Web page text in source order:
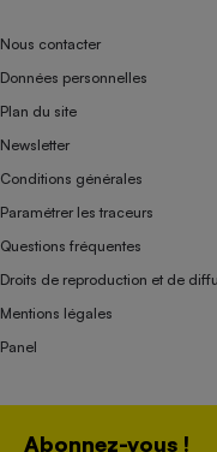
Abonnez-vous !
Nous contacter
Données personnelles
Plan du site
Newsletter
Conditions générales
Paramétrer les traceurs
Questions fréquentes
Droits de reproduction et de
Mentions légales
Panel
Association indépendante de
distributeurs depuis 1951.